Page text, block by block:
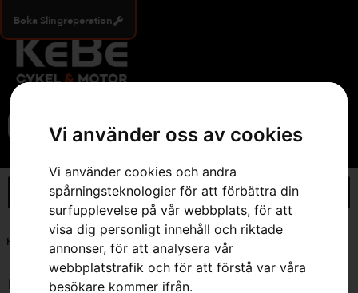
Vi använder oss av cookies
Vi använder cookies och andra
spårningsteknologier för att förbättra din
surfupplevelse på vår webbplats, för att
visa dig personligt innehåll och riktade
annonser, för att analysera vår
webbplatstrafik och för att förstå var våra
besökare kommer ifrån.
Boka Slingreperation
Hem Skarvdon för begränsningskabel 5 st.
Endast ett sökresultat